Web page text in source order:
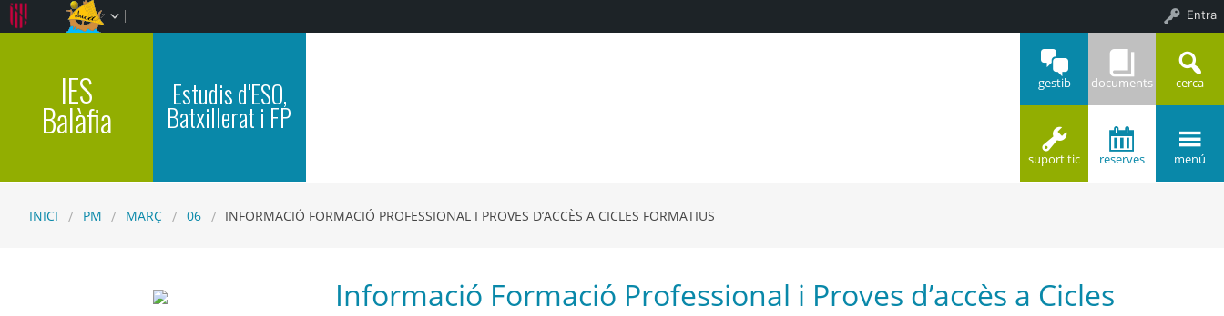
IES
Balàfia
Estudis d'ESO,
Batxillerat i FP
gestib documents cerca
suport tic reserves menú
INICI PM MARÇ 06 INFORMACIÓ FORMACIÓ PROFESSIONAL I PROVES D’ACCÈS A CICLES FORMATIUS
Informació Formació Professional i Proves d’accès a Cicles
Entra